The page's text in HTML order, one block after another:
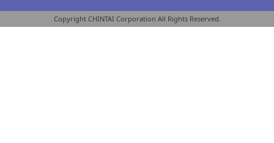
Copyright CHINTAI Corporation All Rights Reserved.